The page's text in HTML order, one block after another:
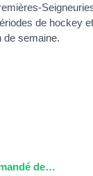
de hockey
de semaine.
de…